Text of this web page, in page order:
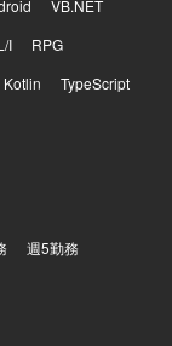
VB.NET
I
RPG
Kotlin
TypeScript
週5勤務